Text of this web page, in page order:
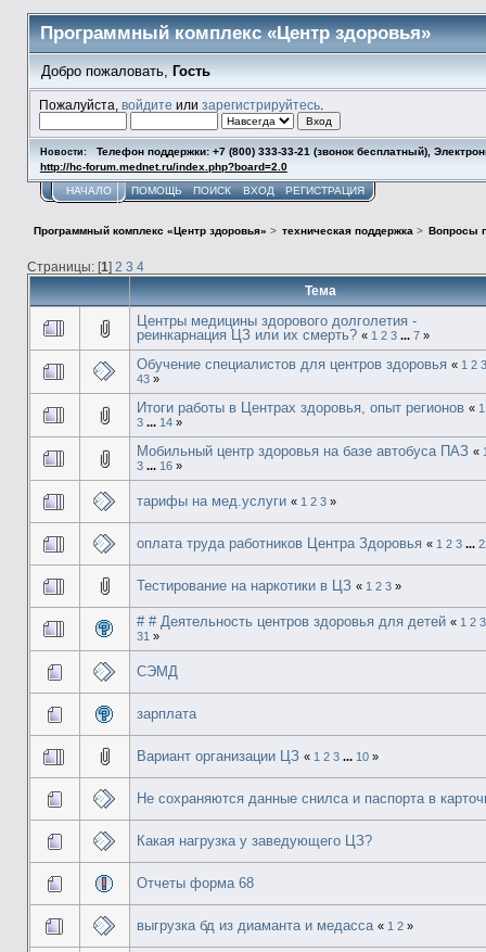
Программный комплекс «Центр здоровья»
Добро пожаловать, Гость
Пожалуйста, войдите или зарегистрируйтесь.
Новости:
Телефон поддержки: +7 (800) 333-33-21 (звонок бесплатный),
http://hc-forum.mednet.ru/index.php?board=2.0
НАЧАЛО ПОМОЩЬ ПОИСК ВХОД РЕГИСТРАЦИЯ
Программный комплекс «Центр здоровья» > техническая поддержка > Вопросы
Страницы: [1] 2 3 4
Тема
Центры медицины здорового долголетия -
реинкарнация ЦЗ или их смерть? « 1 2 3 ... 7»
Обучение специалистов для центров здоровья « 1 2 3
43»
Итоги работы в Центрах здоровья, опыт регионов « 1
3 ... 14»
Мобильный центр здоровья на базе автобуса ПАЗ «
3 ... 16»
тарифы на мед.услуги « 1 2 3»
оплата труда работников Центра Здоровья « 1 2 3 ...
Тестирование на наркотики в ЦЗ « 1 2 3»
# # Деятельность центров здоровья для детей « 1 2 3
31 »
СЭМД
зарплата
Вариант организации ЦЗ « 1 2 3 ... 10»
Не сохраняются данные снилса и паспорта в
Какая нагрузка у заведующего ЦЗ?
Отчеты форма 68
выгрузка бд из диаманта и медасса « 1 2»